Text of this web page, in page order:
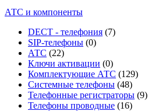
АТС и компоненты
DECT - телефония (7)
SIP-телефоны (0)
АТС (22)
Ключи активации (0)
Комплектующие АТС (129)
Системные телефоны (48)
Телефонные регистраторы (9)
Телефоны проводные (16)